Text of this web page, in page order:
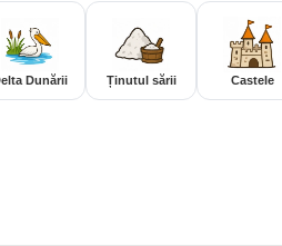
Dunării Ținutul sării Castele